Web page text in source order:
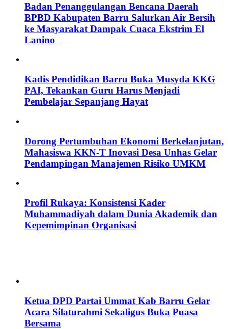
Badan Penanggulangan Bencana Daerah
BPBD Kabupaten Barru Salurkan Air Bersih
ke Masyarakat Dampak Cuaca Ekstrim El
Lanino
Kadis Pendidikan Barru Buka Musyda KKG
PAI, Tekankan Guru Harus Menjadi
Pembelajar Sepanjang Hayat
Dorong Pertumbuhan Ekonomi Berkelanjutan,
Mahasiswa KKN-T Inovasi Desa Unhas Gelar
Pendampingan Manajemen Risiko UMKM
Profil Rukaya: Konsistensi Kader
Muhammadiyah dalam Dunia Akademik dan
Kepemimpinan Organisasi
Ketua DPD Partai Ummat Kab Barru Gelar
Acara Silaturahmi Sekaligus Buka Puasa
Bersama